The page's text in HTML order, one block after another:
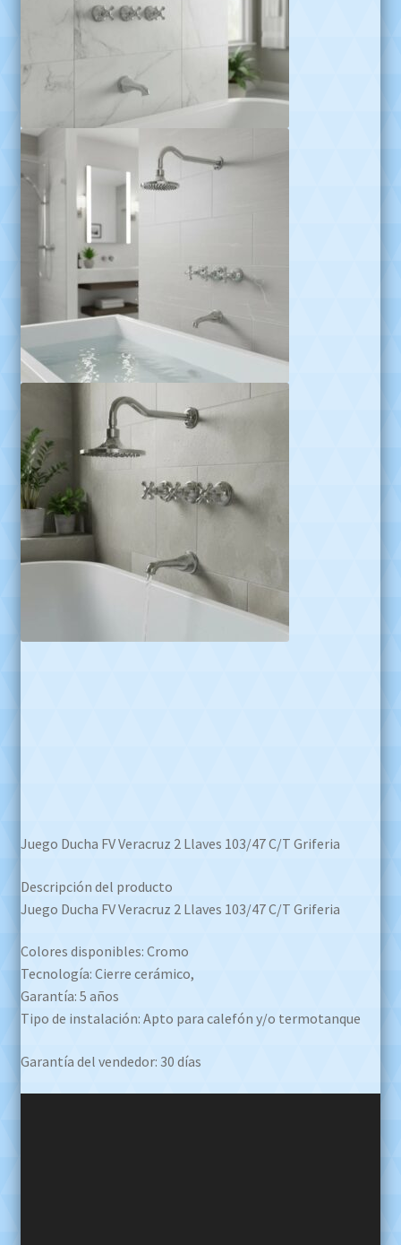
Juego Ducha FV Veracruz 2 Llaves 103/47 C/T Griferia
Descripción del producto
Juego Ducha FV Veracruz 2 Llaves 103/47 C/T Griferia
Colores disponibles: Cromo
Tecnología: Cierre cerámico,
Garantía: 5 años
Tipo de instalación: Apto para calefón y/o termotanque
Garantía del vendedor: 30 días